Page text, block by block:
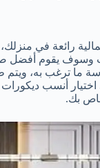
رائعة في منزلك،
وسوف يقوم أفضل
ما ترغب به، ويتم
أنسب ديكورات
بك.